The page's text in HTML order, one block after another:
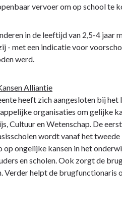
vervoer om op school te
in de leeftijd van 2,5-4 jaar
- met een indicatie voor
werd.
Alliantie
heeft zich aangesloten bij
organisaties om gelijke
Cultuur en Wetenschap. De
wordt vanaf het
op ongelijke kansen in het
en scholen. Ook zorgt de
Verder helpt de brugfunctionaris